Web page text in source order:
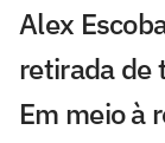
Alex
retirada de
Em meio à